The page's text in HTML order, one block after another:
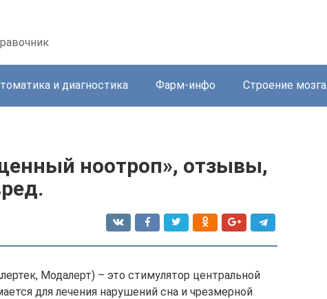
и диагностика Фарм-инфо Строение мозга
ноотроп», отзывы,
Модалерт) – это стимулятор центральной
для лечения нарушений сна и чрезмерной